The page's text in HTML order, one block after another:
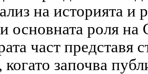
на историята и
основната роля на
част представя
когато започва